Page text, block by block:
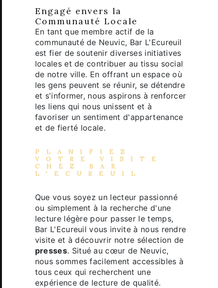
Engagé envers la
Communauté Locale
En tant que membre actif de la
communauté de Neuvic, Bar L'Ecureuil
est fier de soutenir diverses initiatives
locales et de contribuer au tissu social
de notre ville. En offrant un espace où
les gens peuvent se réunir, se détendre
et s'informer, nous aspirons à renforcer
les liens qui nous unissent et à
favoriser un sentiment d'appartenance
et de fierté locale.
PLANIFIEZ
VOTRE VISITE
CHEZ BAR
L'ECUREUIL
Que vous soyez un lecteur passionné
ou simplement à la recherche d'une
lecture légère pour passer le temps,
Bar L'Ecureuil vous invite à nous rendre
visite et à découvrir notre sélection de
presses. Situé au cœur de Neuvic,
nous sommes facilement accessibles à
tous ceux qui recherchent une
expérience de lecture de qualité.